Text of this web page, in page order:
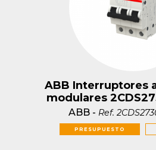
ABB Interruptores
modulares
ABB - Ref.
PRESUPUESTO